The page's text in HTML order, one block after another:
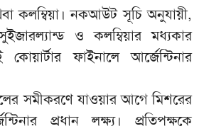
কলম্বিয়া। নকআউট সূচি অনুযায়ী,
ও কলম্বিয়ার মধ্যকার
ফাইনালে আর্জেন্টিনার
সমীকরণে যাওয়ার আগে মিশরের
প্রধান লক্ষ্য। প্রতিপক্ষকে